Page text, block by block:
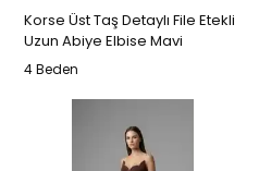
Korse Üst Taş Detaylı File Etekli
Uzun Abiye Elbise Mavi
4 Beden